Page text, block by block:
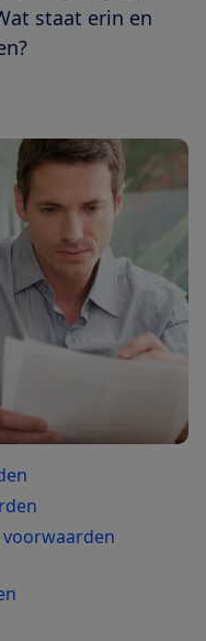
staat erin en